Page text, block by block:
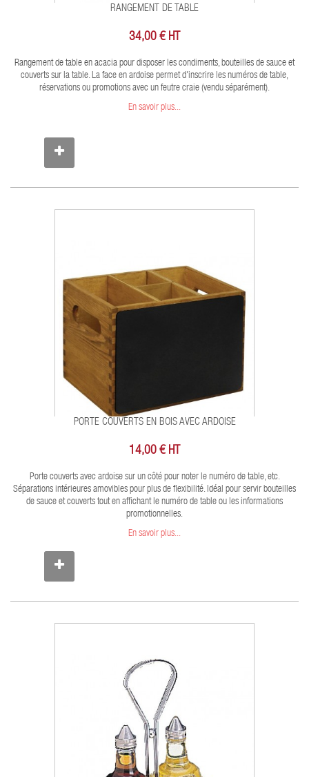
RANGEMENT DE TABLE
34,00 € HT
Rangement de table en acacia pour disposer les condiments, bouteilles de sauce et
couverts sur la table. La face en ardoise permet d'inscrire les numéros de table,
réservations ou promotions avec un feutre craie (vendu séparément).
En savoir plus...
PORTE COUVERTS EN BOIS AVEC ARDOISE
14,00 € HT
Porte couverts avec ardoise sur un côté pour noter le numéro de table, etc.
Séparations intérieures amovibles pour plus de flexibilité. Idéal pour servir bouteilles
de sauce et couverts tout en affichant le numéro de table ou les informations
promotionnelles.
En savoir plus...